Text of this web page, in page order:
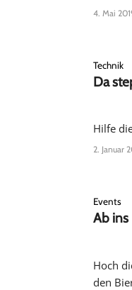
4. Mai
Technik
Da
Hilfe
2. Januar
Events
Ab ins
Hoch
den